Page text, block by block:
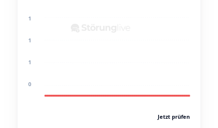
1
1
1
0
Jetzt prüfen